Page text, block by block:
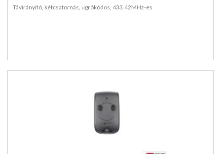
Távirányító, kétcsatornás, ugrókódos, 433.42MHz-es